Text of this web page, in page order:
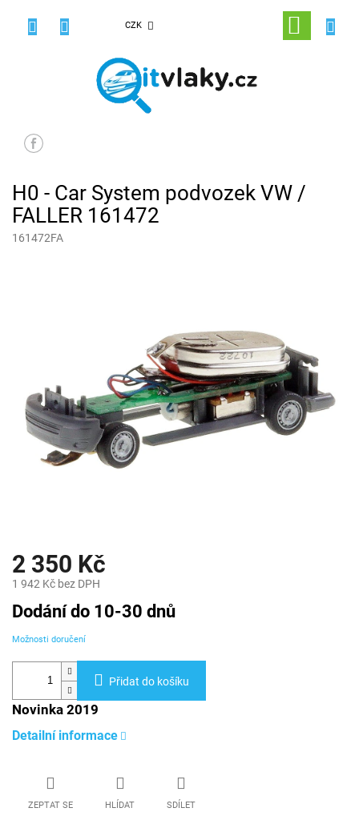
CZK
NÁKUPNÍ
KOŠÍK
H0 - Car System podvozek VW /
FALLER 161472
161472FA
2 350 Kč
1 942 Kč bez DPH
Měrná
cena:
Dodání do 10-30 dnů
Možnosti doručení
Přidat do košíku
Novinka 2019
Detailní informace
ZEPTAT SE HLÍDAT SDÍLET